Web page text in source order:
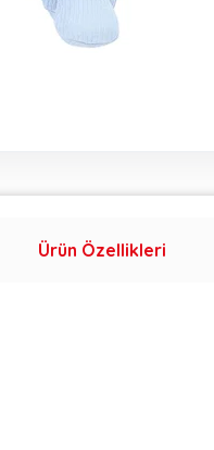
Ürün Özellikleri